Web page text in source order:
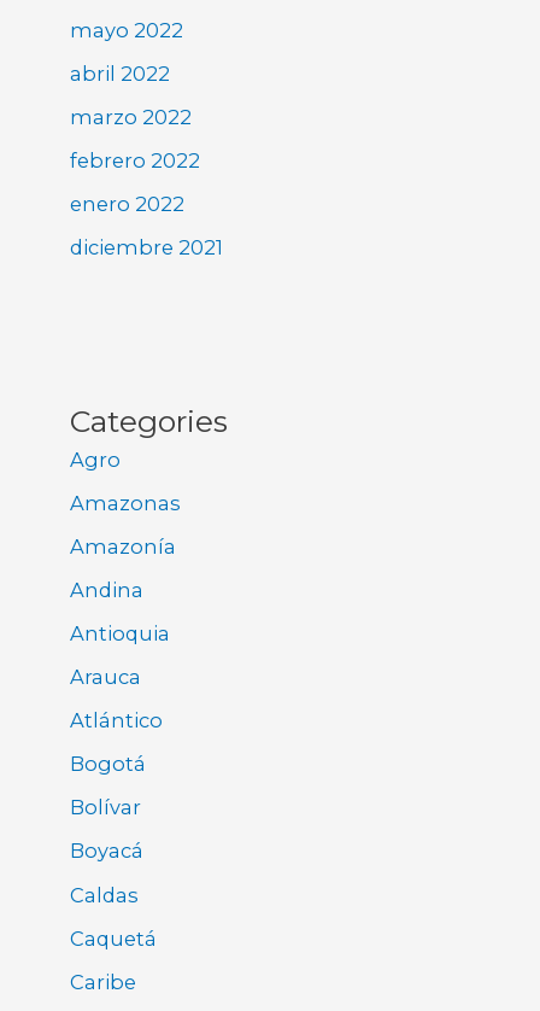
mayo 2022
abril 2022
marzo 2022
febrero 2022
enero 2022
diciembre 2021
Categories
Agro
Amazonas
Amazonía
Andina
Antioquia
Arauca
Atlántico
Bogotá
Bolívar
Boyacá
Caldas
Caquetá
Caribe